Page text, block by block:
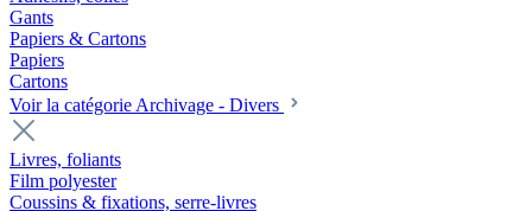
Gants
Papiers & Cartons
Papiers
Cartons
Voir la catégorie Archivage - Divers
Livres, foliants
Film polyester
Coussins & fixations, serre-livres